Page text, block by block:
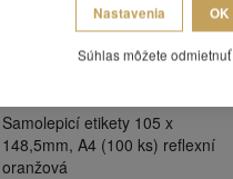
Samolepicí etikety 105 x
148,5mm, A4 (100 ks) reflexní
oranžová
Nastavenia OK
Súhlas môžete odmietnuť